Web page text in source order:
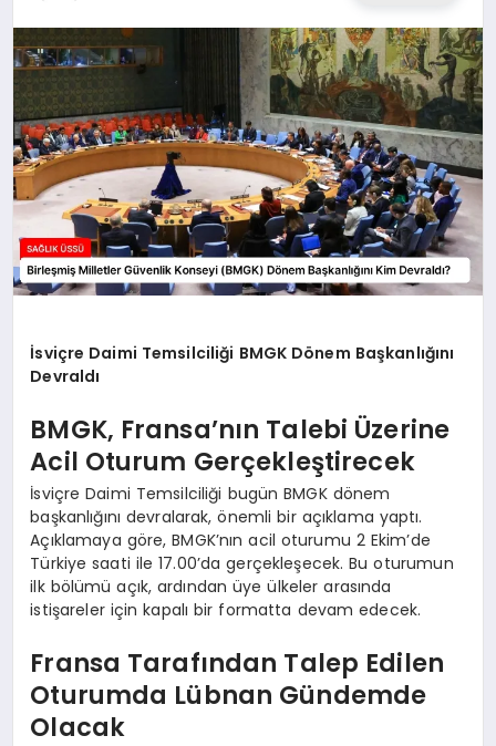
İsviçre Daimi Temsilciliği BMGK Dönem Başkanlığını
Devraldı
BMGK, Fransa’nın Talebi Üzerine
Acil Oturum Gerçekleştirecek
İsviçre Daimi Temsilciliği bugün BMGK dönem
başkanlığını devralarak, önemli bir açıklama yaptı.
Açıklamaya göre, BMGK’nın acil oturumu 2 Ekim’de
Türkiye saati ile 17.00’da gerçekleşecek. Bu oturumun
ilk bölümü açık, ardından üye ülkeler arasında
istişareler için kapalı bir formatta devam edecek.
Fransa Tarafından Talep Edilen
Oturumda Lübnan Gündemde
Olacak